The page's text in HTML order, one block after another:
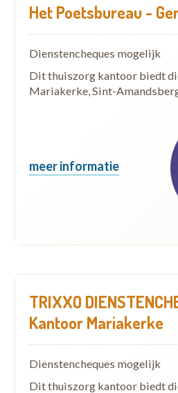
Het Poetsbureau -
Dienstencheques mogelijk
Dit thuiszorg kantoor biedt
Mariakerke, Sint-
meer informatie
TRIXXO
Kantoor Mariakerke
Dienstencheques mogelijk
Dit thuiszorg kantoor biedt